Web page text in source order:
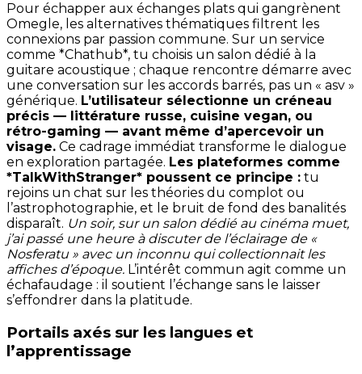
Pour échapper aux échanges plats qui gangrènent
Omegle, les alternatives thématiques filtrent les
connexions par passion commune. Sur un service
comme *Chathub*, tu choisis un salon dédié à la
guitare acoustique ; chaque rencontre démarre avec
une conversation sur les accords barrés, pas un « asv »
générique. L’utilisateur sélectionne un créneau
précis — littérature russe, cuisine vegan, ou
rétro-gaming — avant même d’apercevoir un
visage. Ce cadrage immédiat transforme le dialogue
en exploration partagée. Les plateformes comme
*TalkWithStranger* poussent ce principe : tu
rejoins un chat sur les théories du complot ou
l’astrophotographie, et le bruit de fond des banalités
disparaît. Un soir, sur un salon dédié au cinéma muet,
j’ai passé une heure à discuter de l’éclairage de «
Nosferatu » avec un inconnu qui collectionnait les
affiches d’époque. L’intérêt commun agit comme un
échafaudage : il soutient l’échange sans le laisser
s’effondrer dans la platitude.
Portails axés sur les langues et
l’apprentissage